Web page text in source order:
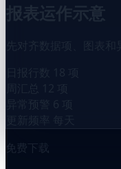
报表运作示意
先对齐数据项、图表
日报行数
18 项
12 项
更新频率
每天
免费下载